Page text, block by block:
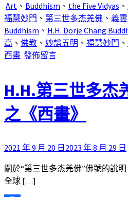
分
享
Art 、 Buddhism 、 the Five Vidyas 、
福慧妙門 、 第三世多杰羌佛 、 義
Buddhism 、 H.H. Dorje Chang
高 、 佛教 、 妙諳五明 、 福慧妙門 、
西畫 發佈留言
H.H.第三世多杰
之《西畫》
2021 年 9 月 20 日 2023 年 8 月 29 日
關於“第三世多杰羌佛”佛號的說
全球 […]